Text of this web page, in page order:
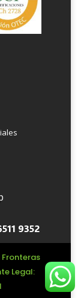
9352
Fronteras
Legal: